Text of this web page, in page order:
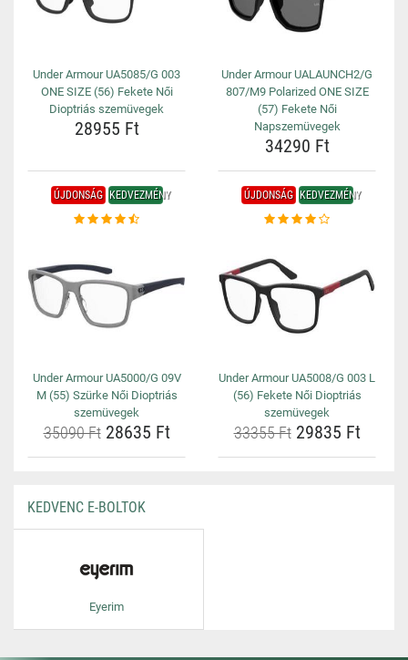
Under Armour UA5085/G 003
ONE SIZE (56) Fekete Női
Dioptriás szemüvegek
28955 Ft
Under Armour UALAUNCH2/G
807/M9 Polarized ONE SIZE
(57) Fekete Női
Napszemüvegek
34290 Ft
ÚJDONSÁG KEDVEZMÉNY
Under Armour UA5000/G 09V
M (55) Szürke Női Dioptriás
szemüvegek
35090 Ft28635 Ft
ÚJDONSÁG KEDVEZMÉNY
Under Armour UA5008/G 003 L
(56) Fekete Női Dioptriás
szemüvegek
33355 Ft29835 Ft
KEDVENC E-BOLTOK
Eyerim